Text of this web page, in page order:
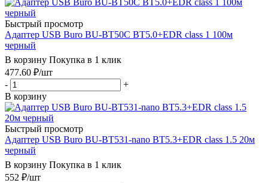
Быстрый просмотр
Адаптер USB Buro BU-BT50C BT5.0+EDR class 1 100м
черный
В корзину Покупка в 1 клик
477.60 ₽/шт
-
+
В корзину
Быстрый просмотр
Адаптер USB Buro BU-BT531-nano BT5.3+EDR class 1.5 20м
черный
В корзину Покупка в 1 клик
552 ₽/шт